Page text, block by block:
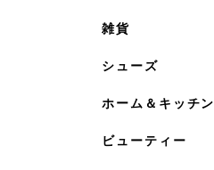
雑貨
シューズ
ホーム＆キッチン
ビューティー